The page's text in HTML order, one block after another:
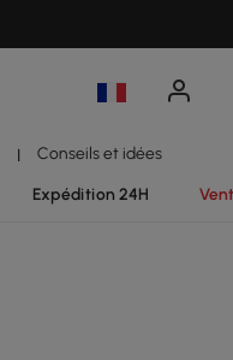
| Conseils et idées
Expédition 24H